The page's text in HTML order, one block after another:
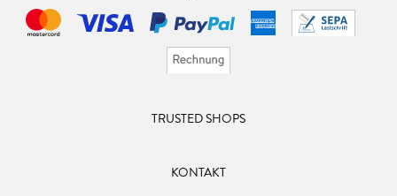
TRUSTED SHOPS
KONTAKT